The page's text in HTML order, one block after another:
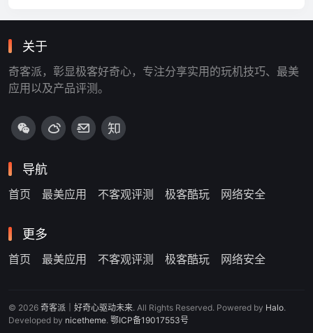
关于
奇客派，彰显极客好奇心，专注分享实用的玩机技巧、最美
应用以及产品评测。
导航
首页 最美应用 不客观评测 极客酷玩 网络安全
更多
首页 最美应用 不客观评测 极客酷玩 网络安全
© 2026 奇客派｜好奇心驱动未来. All Rights Reserved. Powered by Halo.
Developed by nicetheme. 鄂ICP备19017553号